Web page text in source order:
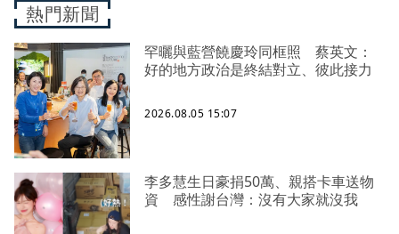
熱門新聞
罕曬與藍營饒慶玲同框照 蔡英文：
好的地方政治是終結對立、彼此接力
2026.08.05 15:07
李多慧生日豪捐50萬、親搭卡車送物
資 感性謝台灣：沒有大家就沒我